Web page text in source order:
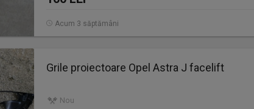
Acum 3 săptămâni
Grile proiectoare Opel Astra J facelift
Nou